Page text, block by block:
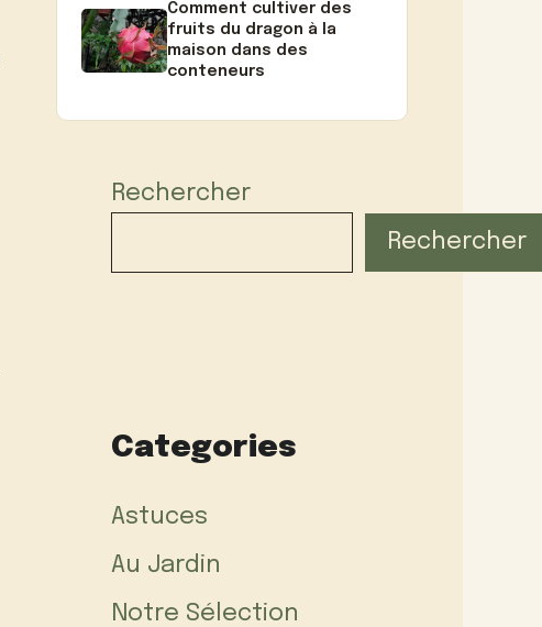
Comment cultiver des
fruits du dragon à la
maison dans des
conteneurs
Rechercher
Rechercher
Categories
Astuces
Au Jardin
Notre Sélection